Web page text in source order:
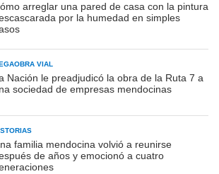
arreglar una pared de casa con la pintura
por la humedad en simples
VIAL
Nación le preadjudicó la obra de la Ruta 7 a
sociedad de empresas mendocinas
familia mendocina volvió a reunirse
de años y emocionó a cuatro